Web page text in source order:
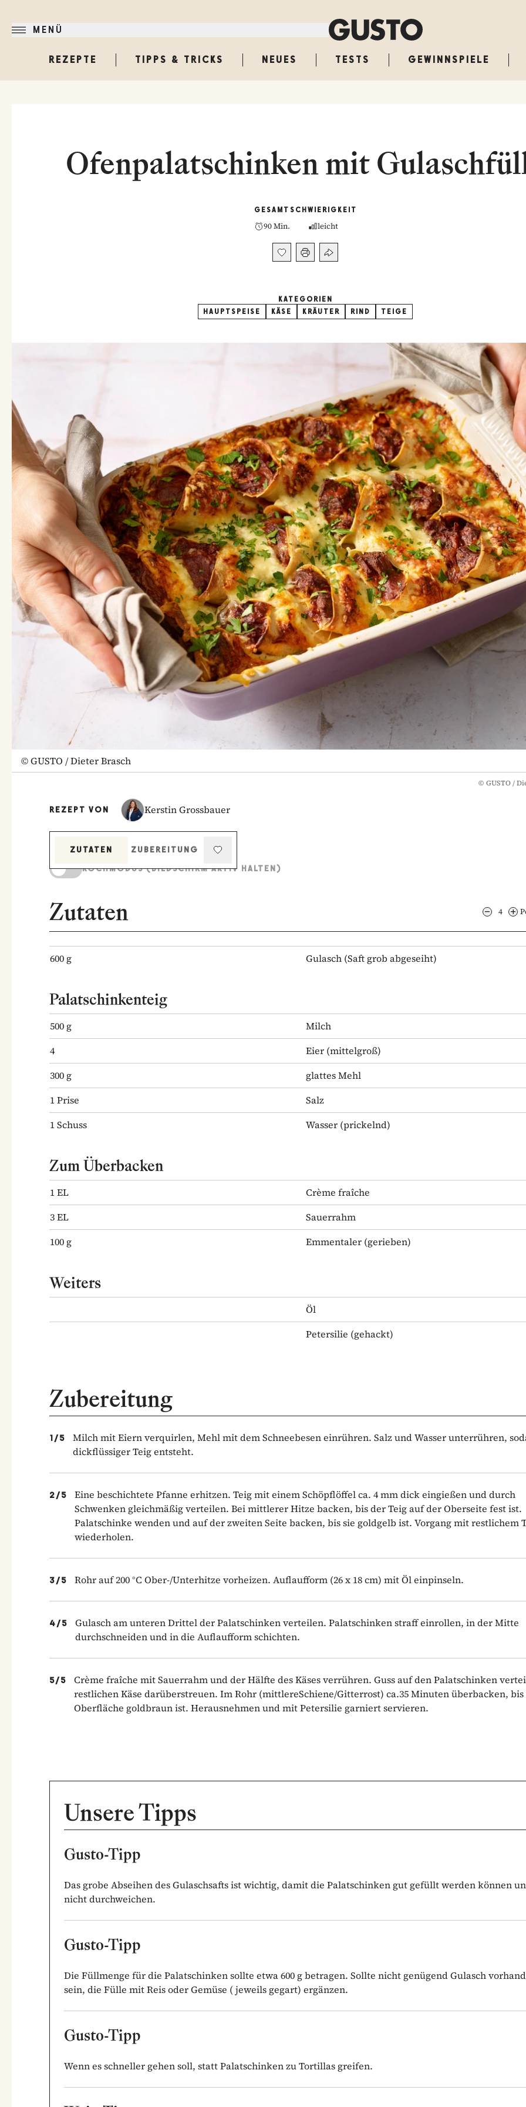
MENÜ
REZEPTE TIPPS & TRICKS NEUES TESTS GEWINNSPIELE
Ofenpalatschinken mit
GESAMT
90 Min.
SCHWIERIGKEIT
leicht
KATEGORIEN
HAUPTSPEISE
KÄSE KRÄUTER RIND TEIGE
©GUSTO / Dieter Brasch
© GUSTO /
REZEPT VON Kerstin Grossbauer
ZUTATEN
ZUBEREITUNG
KOCHMODUS (BILDSCHIRM AKTIV HALTEN)
Zutaten 4
600 g Gulasch (Saft grob abgeseiht)
Palatschinkenteig
500 g
Milch
4
Eier (mittelgroß)
300 g
glattes Mehl
1Prise
Salz
1Schuss Wasser (prickelnd)
Zum Überbacken
1EL
Crème fraîche
3EL
Sauerrahm
100 g Emmentaler (gerieben)
Weiters
Öl
Petersilie (gehackt)
Zubereitung
1/5
Milch mit Eiern verquirlen, Mehl mit dem Schneebesen einrühren. Salz und Wasser unterrühren,
dickflüssiger Teig entsteht.
2/5
Eine beschichtete Pfanne erhitzen. Teig mit einem Schöpflöffel ca. 4 mm dick eingießen und durch
Schwenken gleichmäßig verteilen. Bei mittlerer Hitze backen, bis der Teig auf der Oberseite fest ist.
Palatschinke wenden und auf der zweiten Seite backen, bis sie goldgelb ist. Vorgang mit restlichem
wiederholen.
3/5 Rohr auf 200 °C Ober-/Unterhitze vorheizen. Auflaufform (26 x 18 cm) mit Öl einpinseln.
4/5
Gulasch am unteren Drittel der Palatschinken verteilen. Palatschinken straff einrollen, in der Mitte
durchschneiden und in die Auflaufform schichten.
5/5
Crème fraîche mit Sauerrahm und der Hälfte des Käses verrühren. Guss auf den Palatschinken
restlichen Käse darüberstreuen. Im Rohr (mittlereSchiene/Gitterrost) ca.35 Minuten überbacken, bis
Oberfläche goldbraun ist. Herausnehmen und mit Petersilie garniert servieren.
Unsere Tipps
Gusto-Tipp
Das grobe Abseihen des Gulaschsafts ist wichtig, damit die Palatschinken gut gefüllt werden können
nicht durchweichen.
Gusto-Tipp
Die Füllmenge für die Palatschinken sollte etwa 600 g betragen. Sollte nicht genügend Gulasch
sein, die Fülle mit Reis oder Gemüse ( jeweils gegart) ergänzen.
Gusto-Tipp
Wenn es schneller gehen soll, statt Palatschinken zu Tortillas greifen.